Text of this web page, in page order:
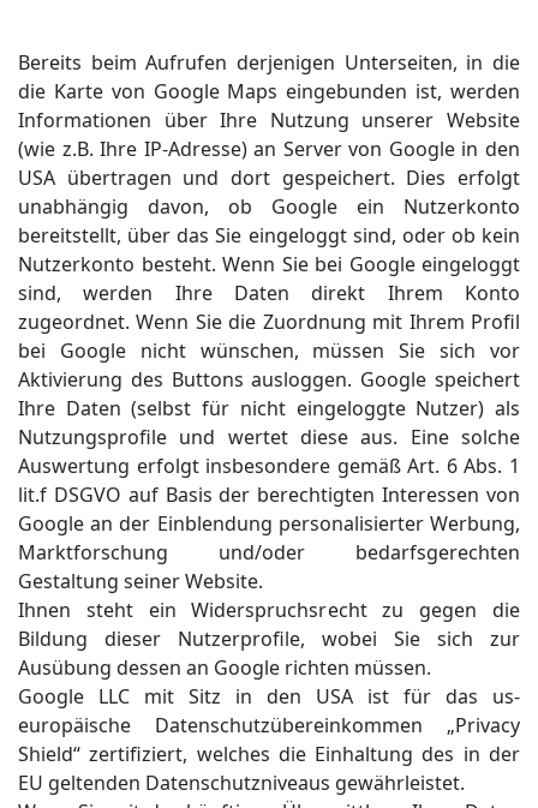
Bereits beim Aufrufen derjenigen Unterseiten, in die
die Karte von Google Maps eingebunden ist, werden
Informationen über Ihre Nutzung unserer Website
(wie z.B. Ihre IP-Adresse) an Server von Google in den
USA übertragen und dort gespeichert. Dies erfolgt
unabhängig davon, ob Google ein Nutzerkonto
bereitstellt, über das Sie eingeloggt sind, oder ob kein
Nutzerkonto besteht. Wenn Sie bei Google eingeloggt
sind, werden Ihre Daten direkt Ihrem Konto
zugeordnet. Wenn Sie die Zuordnung mit Ihrem Profil
bei Google nicht wünschen, müssen Sie sich vor
Aktivierung des Buttons ausloggen. Google speichert
Ihre Daten (selbst für nicht eingeloggte Nutzer) als
Nutzungsprofile und wertet diese aus. Eine solche
Auswertung erfolgt insbesondere gemäß Art. 6 Abs. 1
lit.f DSGVO auf Basis der berechtigten Interessen von
Google an der Einblendung personalisierter Werbung,
Marktforschung und/oder bedarfsgerechten
Gestaltung seiner Website.
Ihnen steht ein Widerspruchsrecht zu gegen die
Bildung dieser Nutzerprofile, wobei Sie sich zur
Ausübung dessen an Google richten müssen.
Google LLC mit Sitz in den USA ist für das us-
europäische Datenschutzübereinkommen „Privacy
Shield“ zertifiziert, welches die Einhaltung des in der
EU geltenden Datenschutzniveaus gewährleistet.